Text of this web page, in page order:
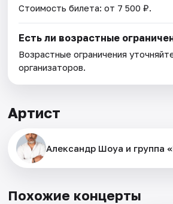
Стоимость билета: от 7 500 ₽.
Есть ли возрастные
Возрастные ограничения
организаторов.
Артист
Александр Шоуа и группа
Похожие концерты